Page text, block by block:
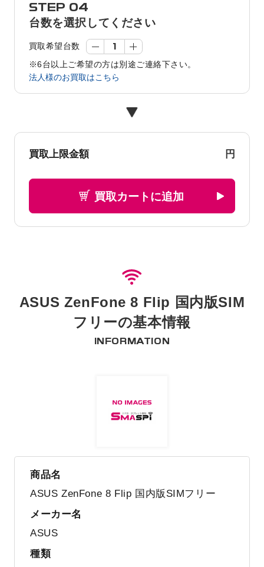
STEP 04
台数を選択してください
買取希望台数
※6台以上ご希望の方は別途ご連絡下さい。
法人様のお買取はこちら
買取上限金額 円
買取カートに追加
ASUS ZenFone 8 Flip 国内版SIM
フリーの基本情報
INFORMATION
商品名
ASUS ZenFone 8 Flip 国内版SIMフリー
メーカー名
ASUS
種類